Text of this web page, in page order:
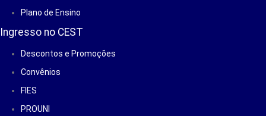
Plano de Ensino
Ingresso no CEST
Descontos e Promoções
Convênios
FIES
PROUNI